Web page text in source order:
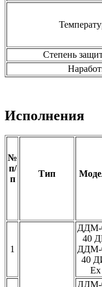
Степень
Исполнения
№
п/
п
Тип
1
ДДМ-
40
ДДМ-
40
Ех
ДДМ-